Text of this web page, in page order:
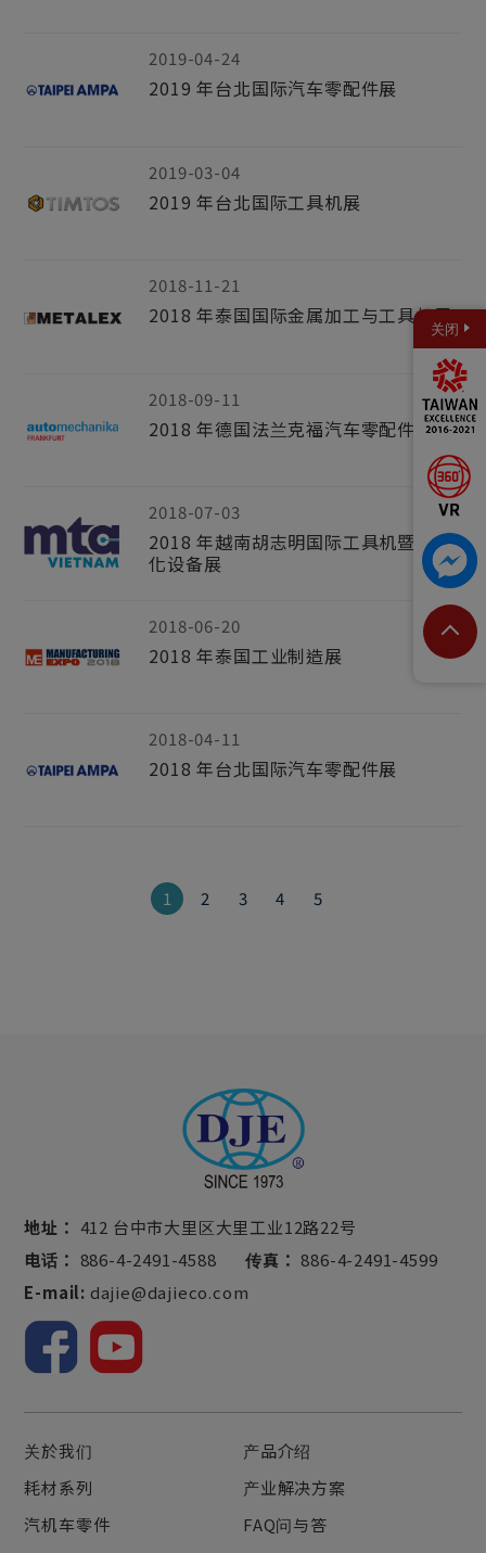
2019-04-24
2019 年台北国际汽车零配件展
2019-03-04
2019 年台北国际工具机展
2018-11-21
2018 年泰国国际金属加工与工具机展
2018-09-11
2018 年德国法兰克福汽车零配件展
2018-07-03
2018 年越南胡志明国际工具机暨自动
化设备展
2018-06-20
2018 年泰国工业制造展
2018-04-11
2018 年台北国际汽车零配件展
1 2 3 4 5
地址： 412 台中市大里区大里工业12路22号
电话： 886-4-2491-4588 传真： 886-4-2491-4599
E-mail: dajie@dajieco.com
关於我们
产品介绍
耗材系列
产业解决方案
汽机车零件
FAQ问与答
关闭